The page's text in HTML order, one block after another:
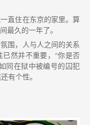
直住在东京的家里。算
最久的一年了。
围，人与人之间的关系
然并不重要，“你是否
同在狱中被编号的囚犯
有个性。